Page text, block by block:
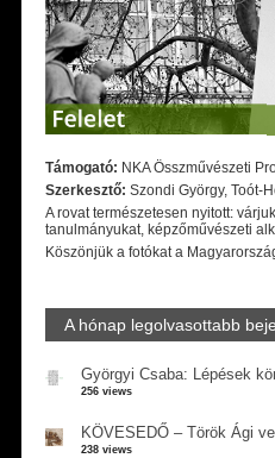
Támogató: NKA Összművészeti
Szerkesztő: Szondi György, Toót-
A rovat természetesen nyitott:
tanulmányukat, képzőművészeti
Köszönjük a fotókat a
A hónap legolvasottabb
Györgyi Csaba: Lépések
256 views
KÖVESEDŐ – Török Ági
238 views